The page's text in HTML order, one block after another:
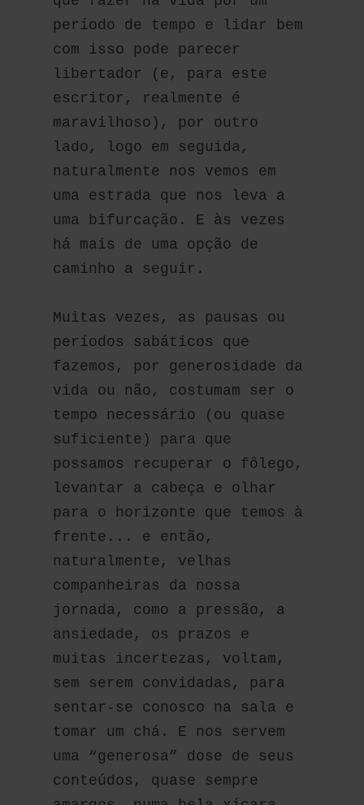
período de tempo e lidar bem
com isso pode parecer
libertador (e, para este
escritor, realmente é
maravilhoso), por outro
lado, logo em seguida,
naturalmente nos vemos em
uma estrada que nos leva a
uma bifurcação. E às vezes
há mais de uma opção de
caminho a seguir.
Muitas vezes, as pausas ou
períodos sabáticos que
fazemos, por generosidade da
vida ou não, costumam ser o
tempo necessário (ou quase
suficiente) para que
possamos recuperar o fôlego,
levantar a cabeça e olhar
para o horizonte que temos à
frente... e então,
naturalmente, velhas
companheiras da nossa
jornada, como a pressão, a
ansiedade, os prazos e
muitas incertezas, voltam,
sem serem convidadas, para
sentar-se conosco na sala e
tomar um chá. E nos servem
uma “generosa” dose de seus
conteúdos, quase sempre